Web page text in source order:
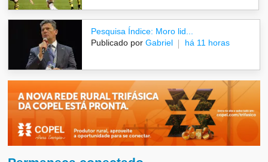
Pesquisa Índice: Moro lid...
Publicado por Gabriel há 11 horas